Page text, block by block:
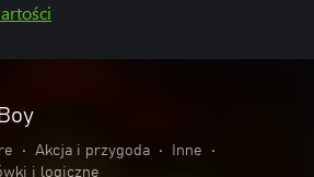
• Akcja i przygoda • Inne
•
i logiczne